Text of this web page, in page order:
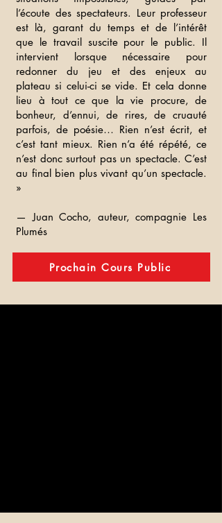
l’écoute des spectateurs. Leur professeur
est là, garant du temps et de l’intérêt
que le travail suscite pour le public. Il
intervient lorsque nécessaire pour
redonner du jeu et des enjeux au
plateau si celui-ci se vide. Et cela donne
lieu à tout ce que la vie procure, de
bonheur, d’ennui, de rires, de cruauté
parfois, de poésie… Rien n’est écrit, et
c’est tant mieux. Rien n’a été répété, ce
n’est donc surtout pas un spectacle. C’est
au final bien plus vivant qu’un spectacle.
»
— Juan Cocho, auteur, compagnie Les
Plumés
Prochain Cours Public